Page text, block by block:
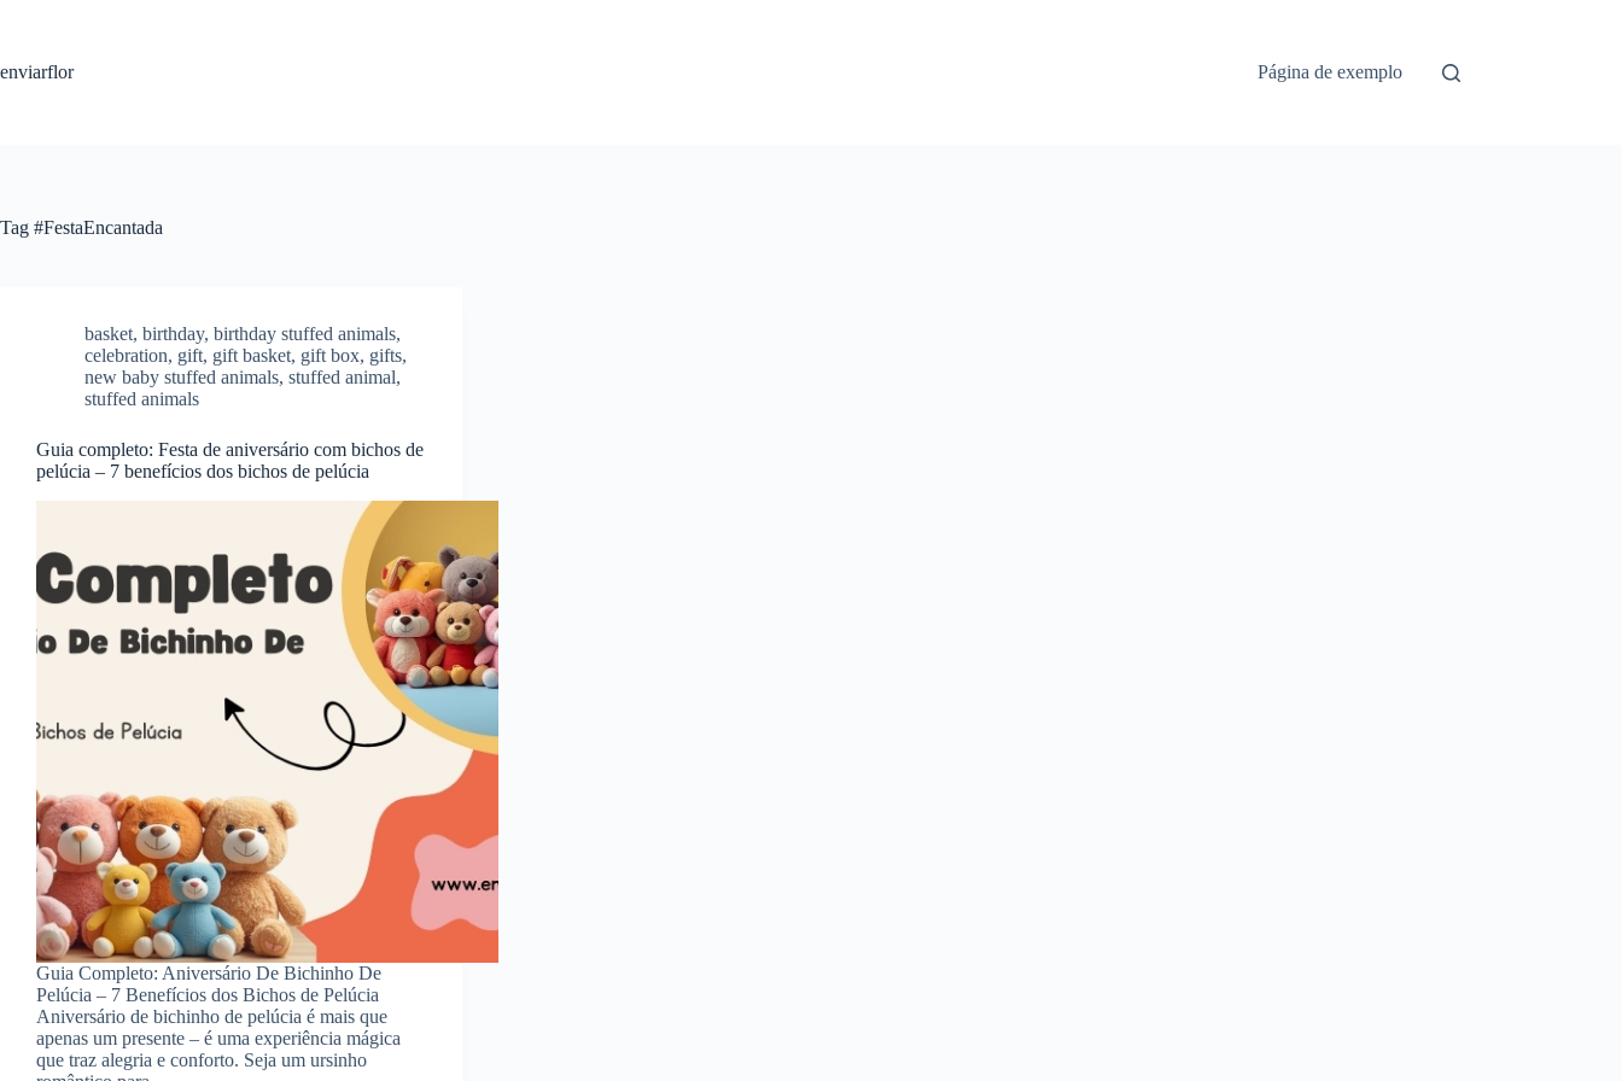
i
e
enviarflor Página de exemplo
Tag #FestaEncantada
basket, birthday, birthday stuffed animals,
celebration, gift, gift basket, gift box, gifts,
new baby stuffed animals, stuffed animal,
stuffed animals
Guia completo: Festa de aniversário com bichos de
pelúcia – 7 benefícios dos bichos de pelúcia
Guia Completo: Aniversário De Bichinho De
Pelúcia – 7 Benefícios dos Bichos de Pelúcia
Aniversário de bichinho de pelúcia é mais que
apenas um presente – é uma experiência mágica
que traz alegria e conforto. Seja um ursinho